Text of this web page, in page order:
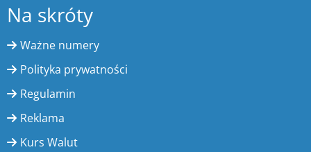
Na skróty
Ważne numery
Polityka prywatności
Regulamin
Reklama
Kurs Walut